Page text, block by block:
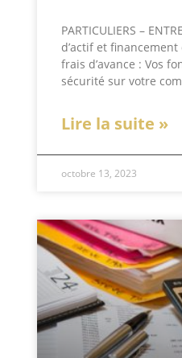
PARTICULIERS –
d’actif et
frais d’avance : Vos
sécurité sur votre
Lire la suite »
octobre 13, 2023